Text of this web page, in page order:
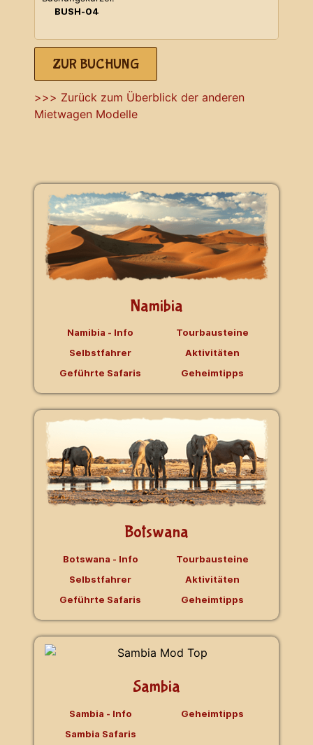
BUSH-04
ZUR BUCHUNG
>>> Zurück zum Überblick der anderen
Mietwagen Modelle
Namibia
Namibia - Info
Selbstfahrer
Geführte Safaris
Tourbausteine
Aktivitäten
Geheimtipps
Botswana
Botswana - Info
Selbstfahrer
Geführte Safaris
Tourbausteine
Aktivitäten
Geheimtipps
Sambia
Sambia - Info
Sambia Safaris
Geheimtipps